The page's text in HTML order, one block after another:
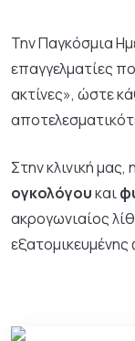
Την Παγκόσμια
επαγγελματίες
ακτίνες», ώστε
Στην κλινική μας,
ογκολόγουκαι
ακρογωνιαίος